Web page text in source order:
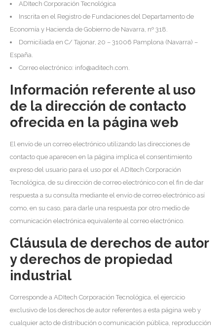
ADItech Corporación Tecnológica
Inscrita en el Registro de Fundaciones del Departamento de
Economía y Hacienda de Gobierno de Navarra, nº 318.
Domiciliada en C/ Tajonar, 20 – 31006 Pamplona (Navarra) –
España.
Correo electrónico: info@aditech.com.
Información referente al uso
de la dirección de contacto
ofrecida en la página web
El envío de un correo electrónico utilizando las direcciones de
contacto que aparecen en la página implica el consentimiento
expreso del usuario para el uso por el ADItech Corporación
Tecnológica, de su dirección de correo electrónico con el fin de dar
respuesta a su consulta mediante el envío de correo electrónico así
como, en su caso, para darle una respuesta por otro medio de
comunicación electrónica equivalente al correo electrónico.
Cláusula de derechos de autor
y derechos de propiedad
industrial
Corresponde a ADItech Corporación Tecnológica, el ejercicio
exclusivo de los derechos de autor referentes a esta página web y
cualquier acto de distribución o comunicación pública, reproducción